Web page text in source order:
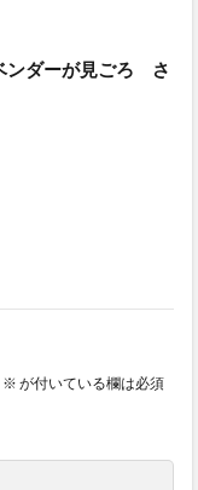
ンダーが見ごろ さ
※ が付いている欄は必須